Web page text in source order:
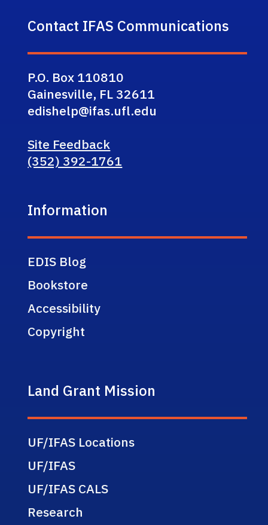
Contact IFAS Communications
P.O. Box 110810
Gainesville, FL 32611
edishelp@ifas.ufl.edu
Site Feedback
(352) 392-1761
Information
EDIS Blog
Bookstore
Accessibility
Copyright
Land Grant Mission
UF/IFAS Locations
UF/IFAS
UF/IFAS CALS
Research